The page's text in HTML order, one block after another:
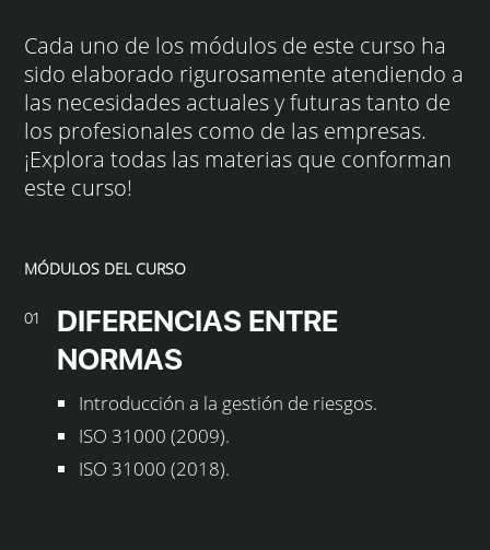
Cada uno de los módulos de este curso ha
sido elaborado rigurosamente atendiendo a
las necesidades actuales y futuras tanto de
los profesionales como de las empresas.
¡Explora todas las materias que conforman
este curso!
MÓDULOS DEL CURSO
01
DIFERENCIAS ENTRE
NORMAS
Introducción a la gestión de riesgos.
ISO 31000 (2009).
ISO 31000 (2018).